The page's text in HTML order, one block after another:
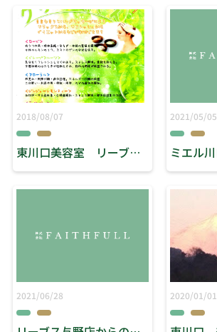
2018/08/07
東川口美容室 リーブス ８月 アロマクリームバスキャンペーン開催中！！
2021/05/05
2021/06/28 2020/01/01